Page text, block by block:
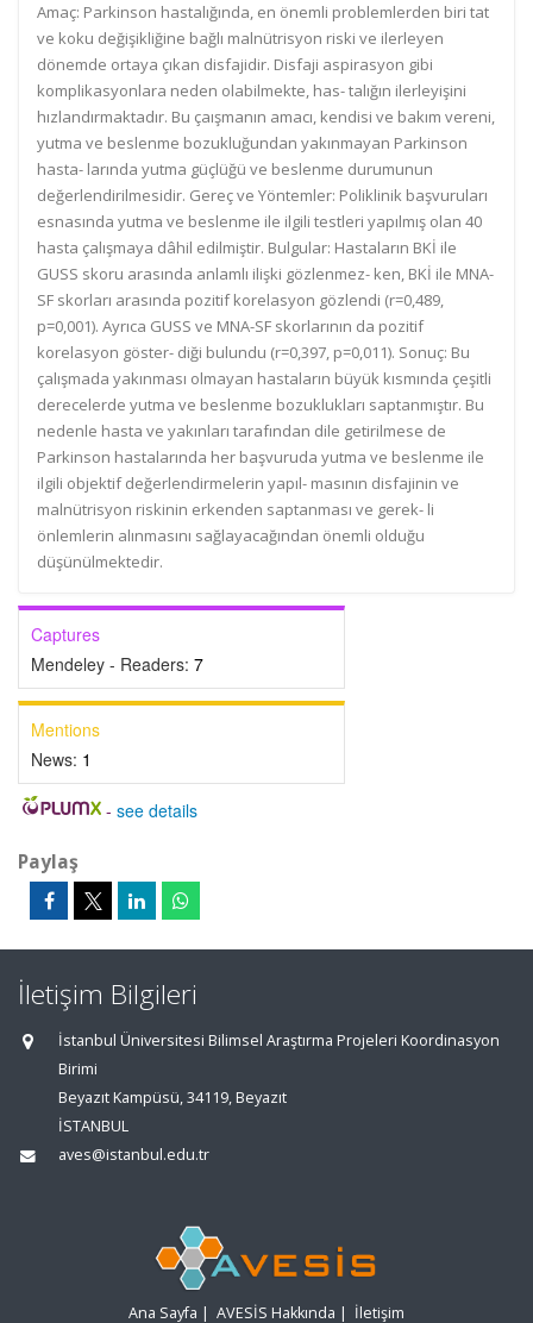
Amaç: Parkinson hastalığında, en önemli problemlerden biri tat
ve koku değişikliğine bağlı malnütrisyon riski ve ilerleyen
dönemde ortaya çıkan disfajidir. Disfaji aspirasyon gibi
komplikasyonlara neden olabilmekte, has- talığın ilerleyişini
hızlandırmaktadır. Bu çaışmanın amacı, kendisi ve bakım vereni,
yutma ve beslenme bozukluğundan yakınmayan Parkinson
hasta- larında yutma güçlüğü ve beslenme durumunun
değerlendirilmesidir. Gereç ve Yöntemler: Poliklinik başvuruları
esnasında yutma ve beslenme ile ilgili testleri yapılmış olan 40
hasta çalışmaya dâhil edilmiştir. Bulgular: Hastaların BKİ ile
GUSS skoru arasında anlamlı ilişki gözlenmez- ken, BKİ ile MNA-
SF skorları arasında pozitif korelasyon gözlendi (r=0,489,
p=0,001). Ayrıca GUSS ve MNA-SF skorlarının da pozitif
korelasyon göster- diği bulundu (r=0,397, p=0,011). Sonuç: Bu
çalışmada yakınması olmayan hastaların büyük kısmında çeşitli
derecelerde yutma ve beslenme bozuklukları saptanmıştır. Bu
nedenle hasta ve yakınları tarafından dile getirilmese de
Parkinson hastalarında her başvuruda yutma ve beslenme ile
ilgili objektif değerlendirmelerin yapıl- masının disfajinin ve
malnütrisyon riskinin erkenden saptanması ve gerek- li
önlemlerin alınmasını sağlayacağından önemli olduğu
düşünülmektedir.
Captures
Mendeley - Readers: 7
Mentions
News: 1
- see details
Paylaş
İletişim Bilgileri
İstanbul Üniversitesi Bilimsel Araştırma Projeleri Koordinasyon
Birimi
Beyazıt Kampüsü, 34119, Beyazıt
İSTANBUL
aves@istanbul.edu.tr
Ana Sayfa | AVESİS Hakkında | İletişim